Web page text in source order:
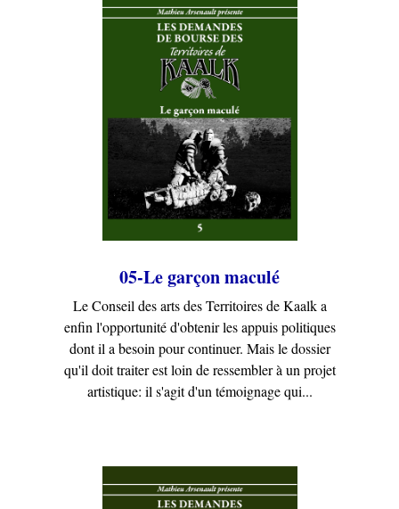
05-Le garçon maculé
Le Conseil des arts des Territoires de Kaalk a
enfin l'opportunité d'obtenir les appuis politiques
dont il a besoin pour continuer. Mais le dossier
qu'il doit traiter est loin de ressembler à un projet
artistique: il s'agit d'un témoignage qui...